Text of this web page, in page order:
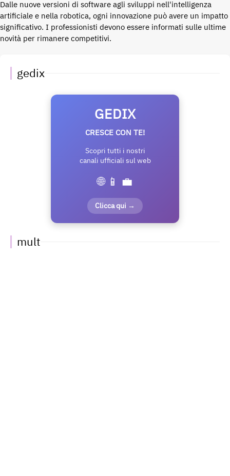
Dalle nuove versioni di software agli sviluppi nell'intelligenza
artificiale e nella robotica, ogni innovazione può avere un impatto
significativo. I professionisti devono essere informati sulle ultime
novità per rimanere competitivi.
gedix
GEDIX
CRESCE CON TE!
Scopri tutti i nostri
canali ufficiali sul web
🌐 📱 💼
Clicca qui →
mult